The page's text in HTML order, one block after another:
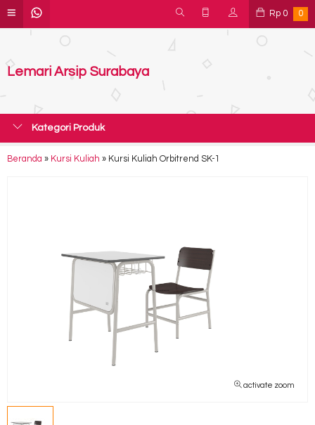
Rp 0 0
Lemari Arsip Surabaya
Kategori Produk
Beranda » Kursi Kuliah » Kursi Kuliah Orbitrend SK-1
activate zoom